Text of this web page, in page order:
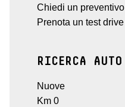
Chiedi un preventivo
Prenota un test drive
RICERCA AUTO
Nuove
Km 0